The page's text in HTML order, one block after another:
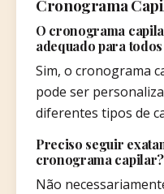
Cronograma
O cronograma
adequado para
Sim, o cronograma
pode ser
diferentes tipos de
Preciso seguir
cronograma capilar?
Não